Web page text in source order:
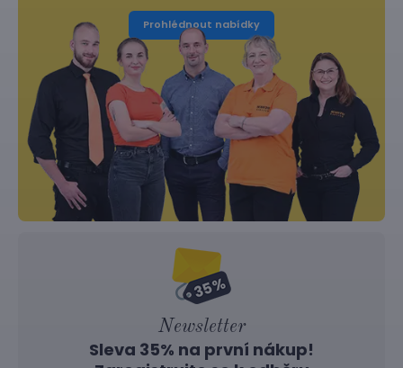
Prohlédnout nabídky
Newsletter
Sleva 35% na první nákup!